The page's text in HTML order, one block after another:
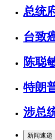
总统
台致
陈聪
特朗
涉总
新闻速递